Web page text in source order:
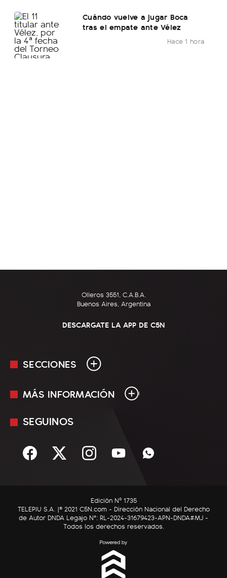
Cuándo vuelve a jugar Boca
tras el empate ante Vélez
Hace 1 hora
Olleros 3551, C.A.B.A.
Buenos Aires, Argentina
DESCARGATE LA APP DE C5N
SECCIONES
En Vivo
Sociedad
C5N Autos
RatingCero
MÁS INFORMACIÓN
Mediakit
Términos y condiciones
SEGUINOS
Edición Nº 1735
TELEPIU S.A. |© 2021 C5N.com - Dirección Nacional del Derecho
de Autor DNDA Legajo N°: RL-2024-31679423-APN-DNDA#MJ -
Todos los derechos reservados.